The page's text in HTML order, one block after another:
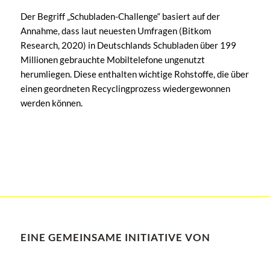
Der Begriff „Schubladen-Challenge“ basiert auf der
Annahme, dass laut neuesten Umfragen (Bitkom
Research, 2020) in Deutschlands Schubladen über 199
Millionen gebrauchte Mobiltelefone ungenutzt
herumliegen. Diese enthalten wichtige Rohstoffe, die über
einen geordneten Recyclingprozess wiedergewonnen
werden können.
EINE GEMEINSAME INITIATIVE VON